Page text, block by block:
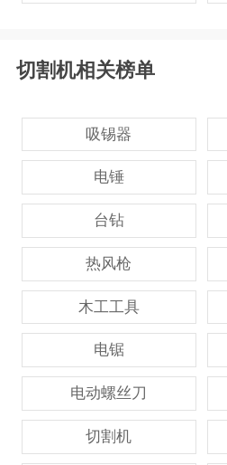
切割机相关榜单
吸锡器
电锤
台钻
热风枪
木工工具
电锯
电动螺丝刀
切割机